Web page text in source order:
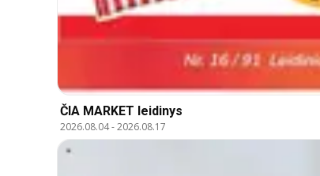
ČIA MARKET leidinys
2026.08.04-2026.08.17